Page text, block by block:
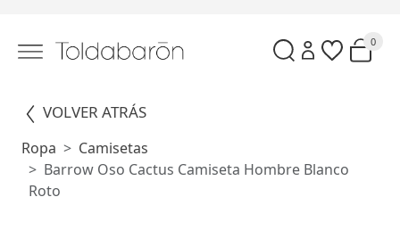
0
VOLVER ATRÁS
Ropa
Camisetas
Barrow Oso Cactus Camiseta Hombre Blanco
Roto